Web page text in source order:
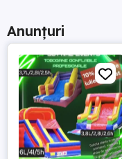
Anunțuri